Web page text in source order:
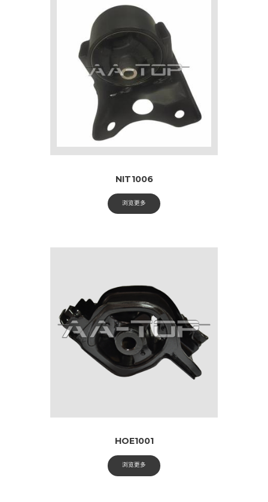
NIT1006
浏览更多
HOE1001
浏览更多